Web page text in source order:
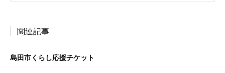
関連記事
島田市くらし応援チケット